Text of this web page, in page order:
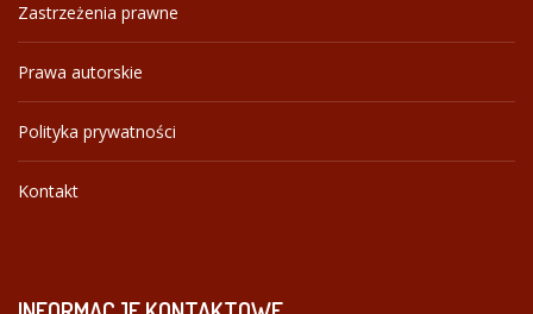
Zastrzeżenia prawne
Prawa autorskie
Polityka prywatności
Kontakt